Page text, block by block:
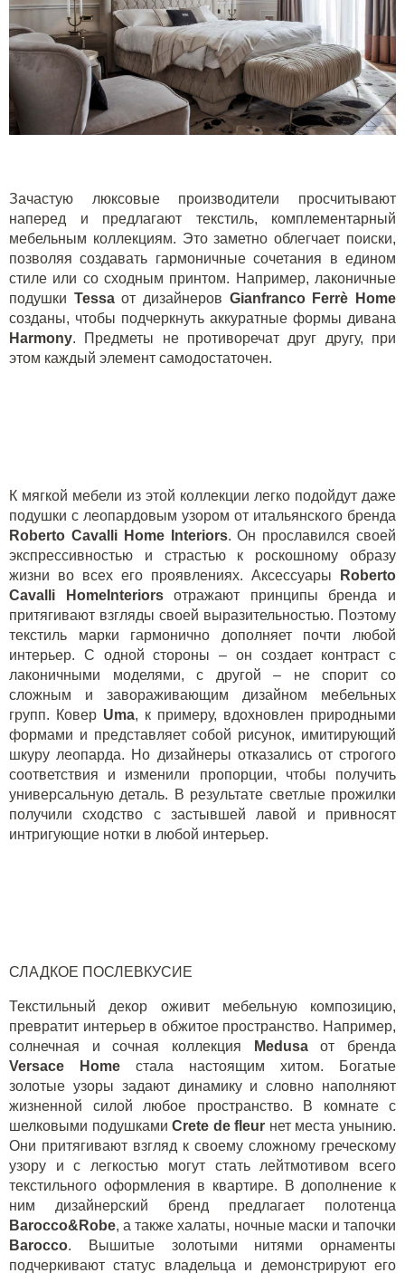
Зачастую люксовые производители просчитывают
наперед и предлагают текстиль, комплементарный
мебельным коллекциям. Это заметно облегчает поиски,
позволяя создавать гармоничные сочетания в едином
стиле или со сходным принтом. Например, лаконичные
подушки Tessa от дизайнеров Gianfranco Ferrè
Home
созданы, чтобы подчеркнуть аккуратные формы дивана
Harmony. Предметы не противоречат друг другу, при
этом каждый элемент самодостаточен.
К мягкой мебели из этой коллекции легко подойдут даже
подушки с леопардовым узором от итальянского бренда
Roberto Cavalli Home Interiors. Он прославился своей
экспрессивностью и страстью к роскошному образу
жизни во всех его проявлениях. Аксессуары
Roberto
Cavalli
HomeInteriorsотражают принципы бренда и
притягивают взгляды своей выразительностью. Поэтому
текстиль марки гармонично дополняет почти любой
интерьер. С одной стороны – он создает контраст с
лаконичными моделями, с другой – не спорит со
сложным и завораживающим дизайном мебельных
групп. Ковер Uma, к примеру, вдохновлен природными
формами и представляет собой рисунок, имитирующий
шкуру леопарда. Но дизайнеры отказались от строгого
соответствия и изменили пропорции, чтобы получить
универсальную деталь. В результате светлые прожилки
получили сходство с застывшей лавой и привносят
интригующие нотки в любой интерьер.
СЛАДКОЕ ПОСЛЕВКУСИЕ
Текстильный декор оживит мебельную композицию,
превратит интерьер в обжитое пространство. Например,
солнечная и сочная коллекция
Medusa
от бренда
Versace
Home стала настоящим хитом. Богатые
золотые узоры задают динамику и словно наполняют
жизненной силой любое пространство. В комнате с
шелковыми подушкамиCrete de fleur нет места унынию.
Они притягивают взгляд к своему сложному греческому
узору и с легкостью могут стать лейтмотивом всего
текстильного оформления в квартире. В дополнение к
ним дизайнерский бренд предлагает полотенца
Barocco&Robe, а также халаты, ночные маски и тапочки
Barocco. Вышитые золотыми нитями орнаменты
подчеркивают статус владельца и демонстрируют его